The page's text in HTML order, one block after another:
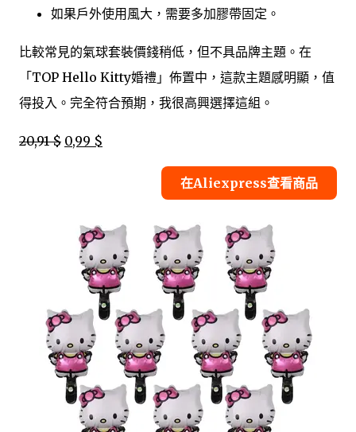
如果戶外使用風大，需要多加膠帶固定。
比較常見的氣球套裝價錢稍低，但不具品牌主題。在
「TOP Hello Kitty婚禮」佈置中，這款主題感明顯，值
得投入。完全符合預期，我很高興選擇這組。
20,91 $ 0,99 $
在Aliexpress查看商品